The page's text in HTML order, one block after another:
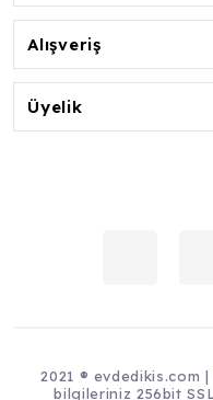
Alışveriş
Üyelik
2021 ® evdedikis.com |
bilgileriniz 256bit